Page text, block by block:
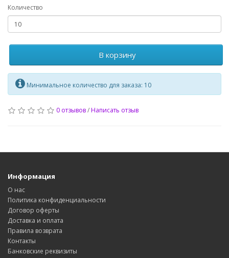
Количество
В корзину
Минимальное количество для заказа: 10
0 отзывов/Написать отзыв
Информация
О нас
Политика конфиденциальности
Договор оферты
Доставка и оплата
Правила возврата
Контакты
Банковские реквизиты